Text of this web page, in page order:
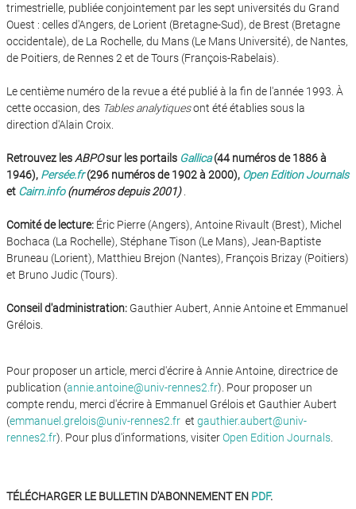
trimestrielle, publiée conjointement par les sept universités du Grand
Ouest : celles d'Angers, de Lorient (Bretagne-Sud), de Brest (Bretagne
occidentale), de La Rochelle, du Mans (Le Mans Université), de Nantes,
de Poitiers, de Rennes 2 et de Tours (François-Rabelais).
Le centième numéro de la revue a été publié à la fin de l'année 1993. À
cette occasion, des Tables analytiquesont été établies sous la
direction d'Alain Croix.
Retrouvez lesABPOsur les portails Gallica(44 numéros de 1886 à
1946), Persée.fr(296 numéros de 1902 à 2000), Open Edition Journals
et Cairn.info(numéros depuis 2001)
Comité de lecture: Éric Pierre (Angers), Antoine Rivault (Brest), Michel
Bochaca (La Rochelle), Stéphane Tison (Le Mans), Jean-Baptiste
Bruneau (Lorient), Matthieu Brejon (Nantes), François Brizay (Poitiers)
et Bruno Judic (Tours).
Conseil d'administration: Gauthier Aubert, Annie Antoine et Emmanuel
Grélois.
Pour proposer un article, merci d'écrire à Annie Antoine, directrice de
publication (annie.antoine@univ-rennes2.fr). Pour proposer un
compte rendu, merci d'écrire à Emmanuel Grélois et Gauthier Aubert
(emmanuel.grelois@univ-rennes2.fr et gauthier.aubert@univ-
rennes2.fr). Pour plus d'informations, visiterOpen Edition Journals
TÉLÉCHARGER LE BULLETIN D'ABONNEMENT EN PDF.